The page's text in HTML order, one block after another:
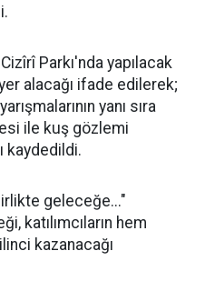
Parkı'nda yapılacak
alacağı ifade edilerek;
yanı sıra
ile kuş gözlemi
kaydedildi.
geleceğe..."
katılımcıların hem
kazanacağı